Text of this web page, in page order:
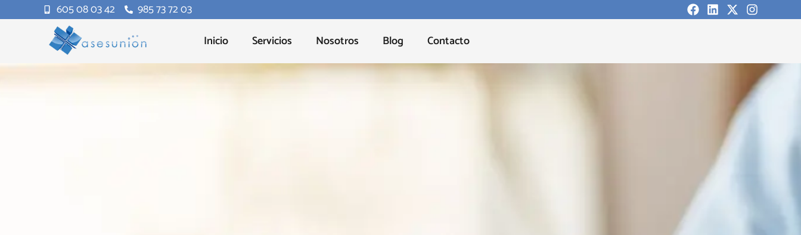
605 08 03 42
985 73 72 03
Inicio
Servicios Nosotros Blog Contacto